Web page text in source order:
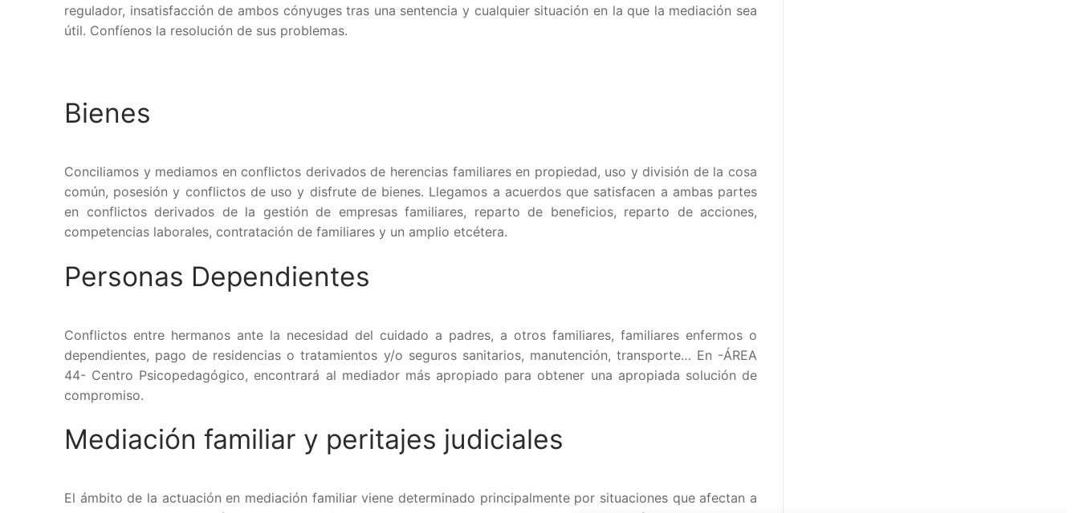
regulador, insatisfacción de ambos cónyuges tras una sentencia y cualquier situación en la que la mediación sea
útil. Confíenos la resolución de sus problemas.
Bienes
Conciliamos y mediamos en conflictos derivados de herencias familiares en propiedad, uso y división de la cosa
común, posesión y conflictos de uso y disfrute de bienes. Llegamos a acuerdos que satisfacen a ambas partes
en conflictos derivados de la gestión de empresas familiares, reparto de beneficios, reparto de acciones,
competencias laborales, contratación de familiares y un amplio etcétera.
Personas Dependientes
Conflictos entre hermanos ante la necesidad del cuidado a padres, a otros familiares, familiares enfermos o
dependientes, pago de residencias o tratamientos y/o seguros sanitarios, manutención, transporte… En -ÁREA
44- Centro Psicopedagógico, encontrará al mediador más apropiado para obtener una apropiada solución de
compromiso.
Mediación familiar y peritajes judiciales
El ámbito de la actuación en mediación familiar viene determinado principalmente por situaciones que afectan a